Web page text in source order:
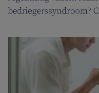
bedriegerssyndroom?